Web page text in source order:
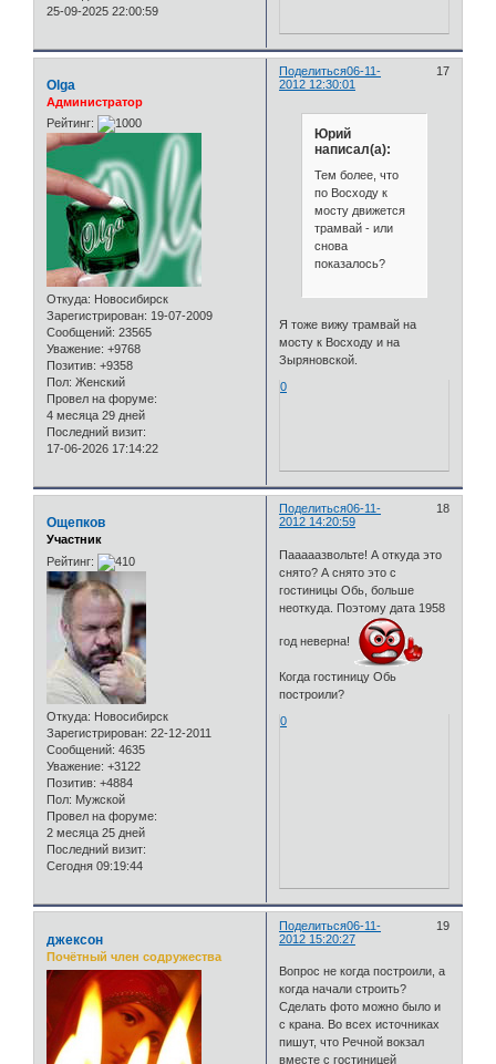
25-09-2025 22:00:59
Поделиться 17
06-11-
2012 12:30:01
Olga
Администратор
Рейтинг:
Откуда: Новосибирск
Зарегистрирован: 19-07-2009
Сообщений: 23565
Уважение: +9768
Позитив: +9358
Пол: Женский
Провел на форуме:
4 месяца 29 дней
Последний визит:
17-06-2026 17:14:22
Юрий
написал(а):
Тем более, что
по Восходу к
мосту движется
трамвай - или
снова
показалось?
Я тоже вижу трамвай на
мосту к Восходу и на
Зыряновской.
0
Поделиться 18
06-11-
2012 14:20:59
Ощепков
Участник
Рейтинг:
Откуда: Новосибирск
Зарегистрирован: 22-12-2011
Сообщений: 4635
Уважение: +3122
Позитив: +4884
Пол: Мужской
Провел на форуме:
2 месяца 25 дней
Последний визит:
Сегодня 09:19:44
Пааааазвольте! А откуда это
снято? А снято это с
гостиницы Обь, больше
неоткуда. Поэтому дата 1958
год неверна!
Когда гостиницу Обь
построили?
0
Поделиться 19
06-11-
2012 15:20:27
джексон
Почётный член содружества
Вопрос не когда построили, а
когда начали строить?
Сделать фото можно было и
с крана. Во всех источниках
пишут, что Речной вокзал
вместе с гостиницей